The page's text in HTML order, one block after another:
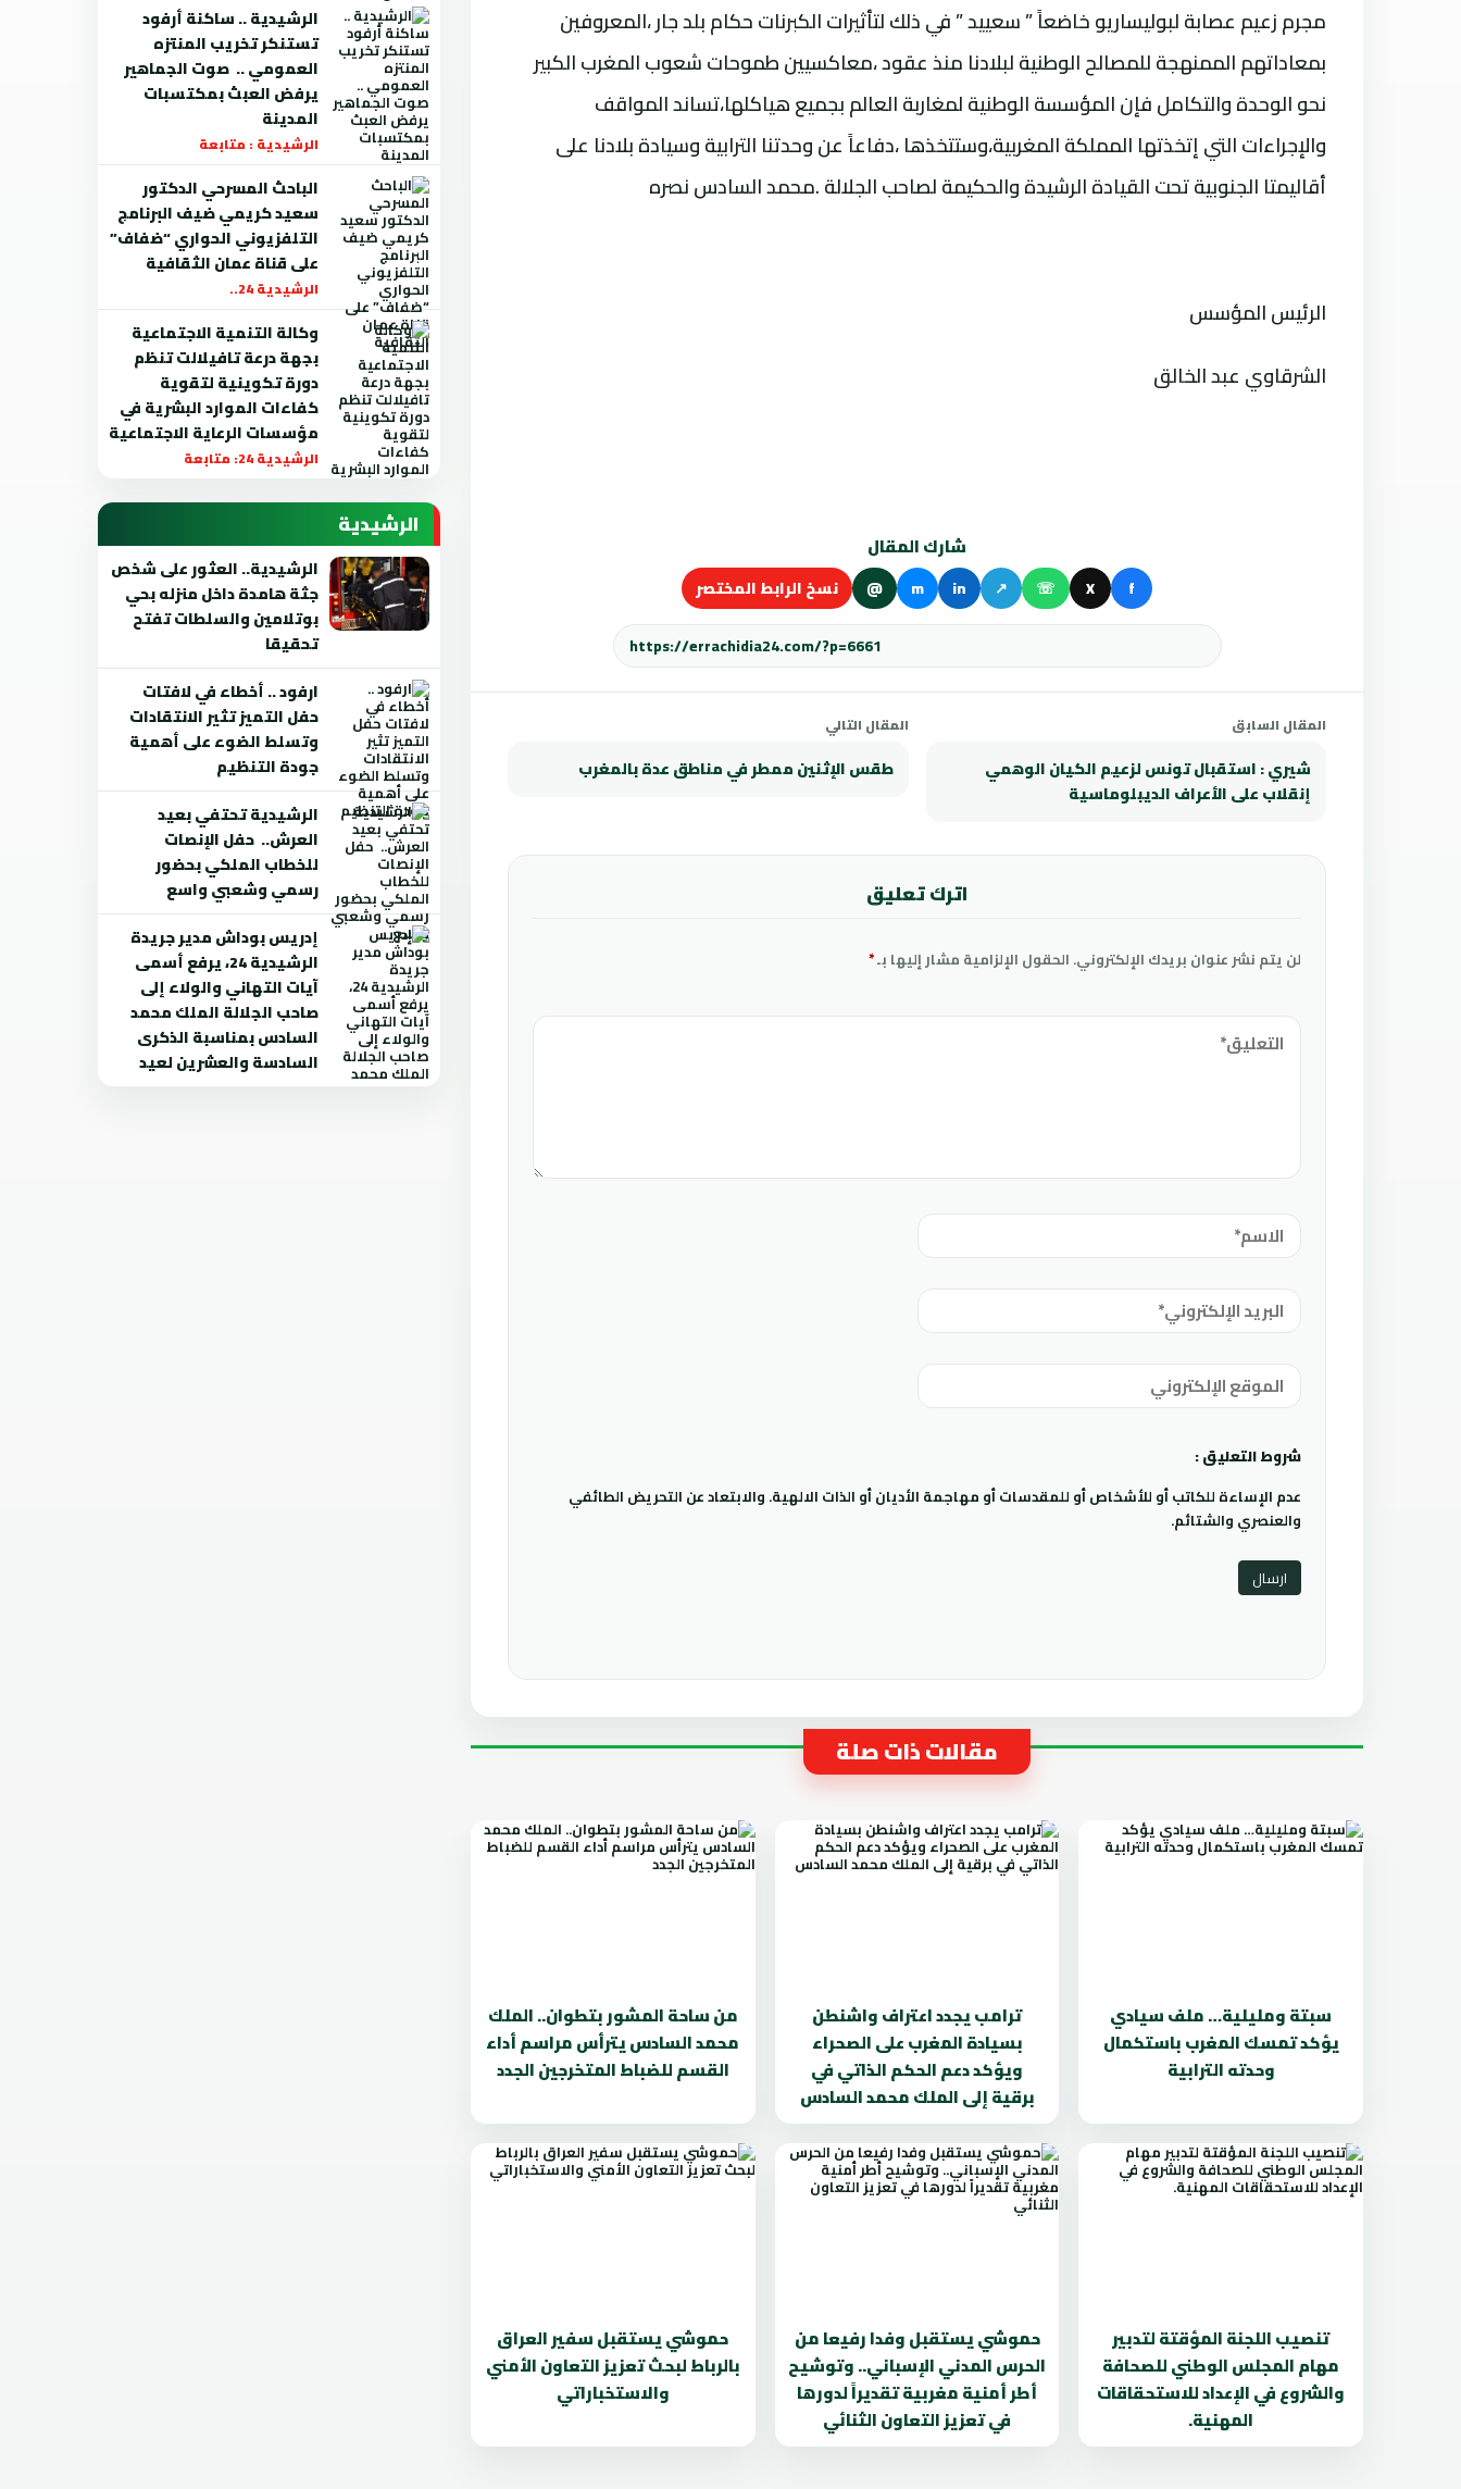
مجرم زعيم عصابة لبوليساريو خاضعاً ” سعييد ” في ذلك لتأثيرات الكبرنات حكام بلد جار ،المعروفين
بمعاداتهم الممنهجة للمصالح الوطنية لبلادنا منذ عقود ،معاكسيين طموحات شعوب المغرب الكبير
نحو الوحدة والتكامل فإن المؤسسة الوطنية لمغاربة العالم بجميع هياكلها،تساند المواقف
والإجراءات التي إتخذتها المملكة المغربية،وستتخذها ،دفاعاً عن وحدتنا الترابية وسيادة بلادنا على
أقاليمتا الجنوبية تحت القيادة الرشيدة والحكيمة لصاحب الجلالة .محمد السادس نصره
الرئيس المؤسس
الشرقاوي عبد الخالق
شارك المقال
f
X
☏
↗
in
m
@ نسخ الرابط المختصر
المقال السابق
شيري : استقبال تونس لزعيم الكيان الوهمي
إنقلاب على الأعراف الديبلوماسية
المقال التالي
طقس الإثنين ممطر في مناطق عدة بالمغرب
اترك تعليق
لن يتم نشر عنوان بريدك الإلكتروني. الحقول الإلزامية مشار إليها بـ*
شروط التعليق :
عدم الإساءة للكاتب أو للأشخاص أو للمقدسات أو مهاجمة الأديان أو الذات الالهية. والابتعاد عن التحريض الطائفي
والعنصري والشتائم.
مقالات ذات صلة
سبتة ومليلية… ملف سيادي
يؤكد تمسك المغرب باستكمال
وحدته الترابية
ترامب يجدد اعتراف واشنطن
بسيادة المغرب على الصحراء
ويؤكد دعم الحكم الذاتي في
برقية إلى الملك محمد السادس
من ساحة المشور بتطوان.. الملك
محمد السادس يترأس مراسم أداء
القسم للضباط المتخرجين الجدد
تنصيب اللجنة المؤقتة لتدبير
مهام المجلس الوطني للصحافة
والشروع في الإعداد للاستحقاقات
المهنية.
حموشي يستقبل وفدا رفيعا من
الحرس المدني الإسباني.. وتوشيح
أطر أمنية مغربية تقديراً لدورها
في تعزيز التعاون الثنائي
حموشي يستقبل سفير العراق
بالرباط لبحث تعزيز التعاون الأمني
والاستخباراتي
الرشيدية .. ساكنة أرفود
تستنكر تخريب المنتزه
العمومي .. صوت الجماهير
يرفض العبث بمكتسبات
المدينة
الرشيدية : متابعة
الباحث المسرحي الدكتور
سعيد كريمي ضيف البرنامج
التلفزيوني الحواري “ضفاف”
على قناة عمان الثقافية
الرشيدية 24..
وكالة التنمية الاجتماعية
بجهة درعة تافيلالت تنظم
دورة تكوينية لتقوية
كفاءات الموارد البشرية في
مؤسسات الرعاية الاجتماعية
الرشيدية 24: متابعة
الرشيدية
الرشيدية.. العثور على شخص
جثة هامدة داخل منزله بحي
بوتلامين والسلطات تفتح
تحقيقا
ارفود .. أخطاء في لافتات
حفل التميز تثير الانتقادات
وتسلط الضوء على أهمية
جودة التنظيم
الرشيدية تحتفي بعيد
العرش.. حفل الإنصات
للخطاب الملكي بحضور
رسمي وشعبي واسع
إدريس بوداش مدير جريدة
الرشيدية 24، يرفع أسمى
آيات التهاني والولاء إلى
صاحب الجلالة الملك محمد
السادس بمناسبة الذكرى
السادسة والعشرين لعيد